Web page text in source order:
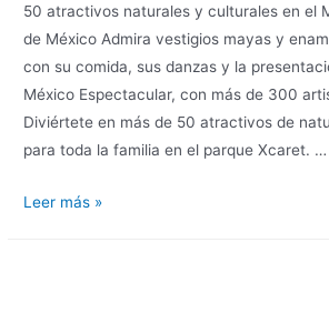
50 atractivos naturales y culturales en el
de México Admira vestigios mayas y
con su comida, sus danzas y la
México Espectacular, con más de 300
Diviértete en más de 50 atractivos de
para toda la familia en el parque Xcaret. …
Leer más »